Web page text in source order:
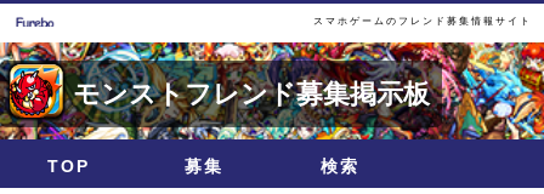
スマホゲームのフレンド募集情報サイト
モンストフレンド募集掲示板
TOP 募集 検索